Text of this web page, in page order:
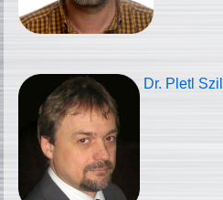
Dr. Pletl